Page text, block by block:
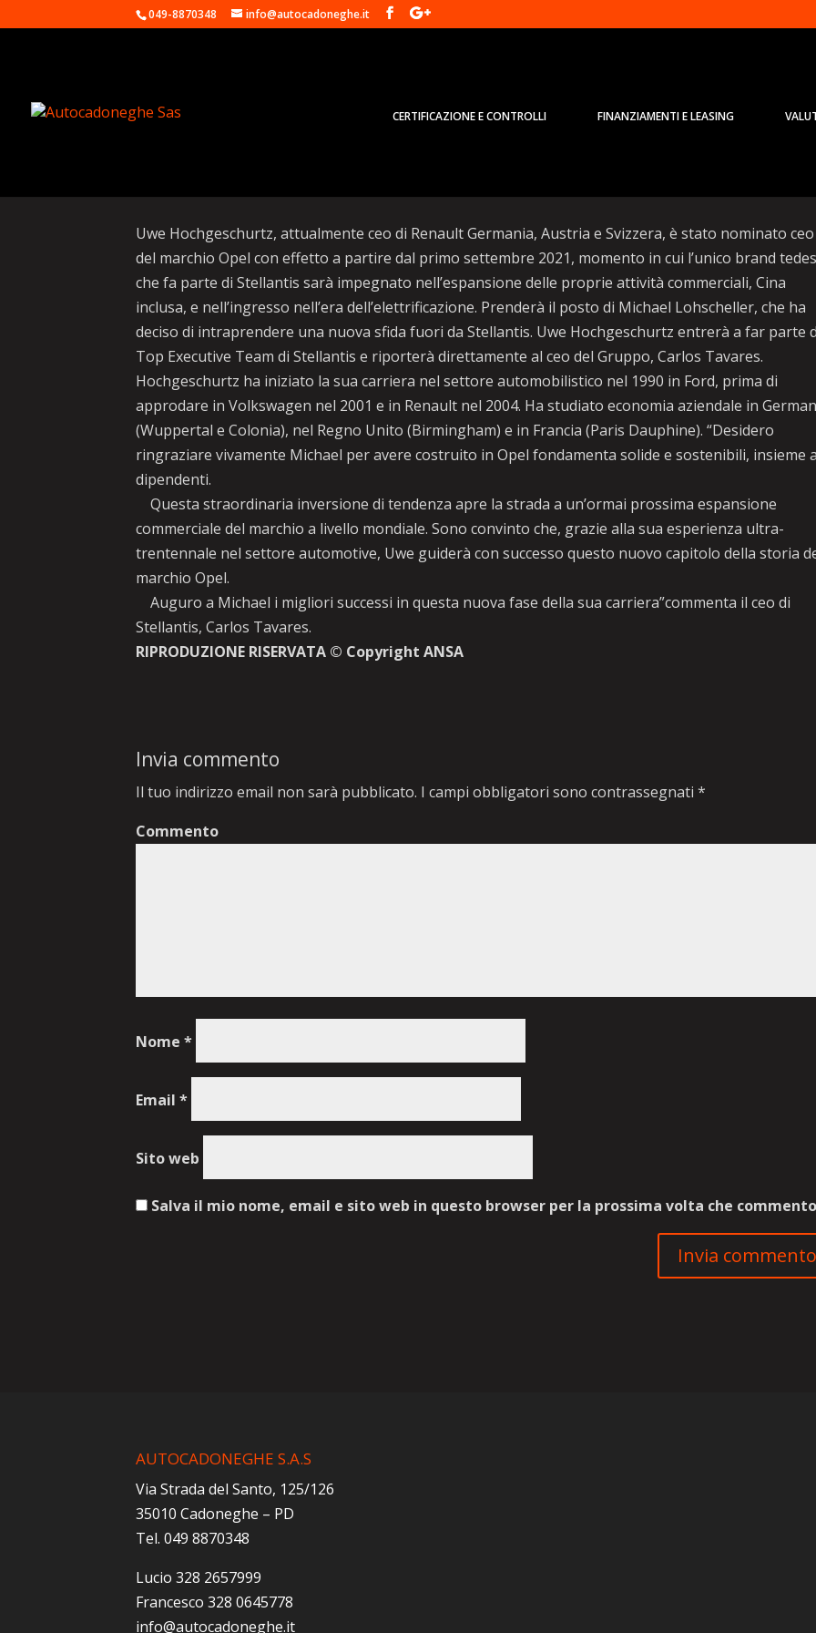
049-8870348 info@autocadoneghe.it
CERTIFICAZIONE E CONTROLLI FINANZIAMENTI E LEASING
Uwe Hochgeschurtz, attualmente ceo di Renault Germania, Austria e Svizzera, è stato nominato ceo
del marchio Opel con effetto a partire dal primo settembre 2021, momento in cui l’unico brand
che fa parte di Stellantis sarà impegnato nell’espansione delle proprie attività commerciali, Cina
inclusa, e nell’ingresso nell’era dell’elettrificazione. Prenderà il posto di Michael Lohscheller, che ha
deciso di intraprendere una nuova sfida fuori da Stellantis. Uwe Hochgeschurtz entrerà a far parte
Top Executive Team di Stellantis e riporterà direttamente al ceo del Gruppo, Carlos Tavares.
Hochgeschurtz ha iniziato la sua carriera nel settore automobilistico nel 1990 in Ford, prima di
approdare in Volkswagen nel 2001 e in Renault nel 2004. Ha studiato economia aziendale in
(Wuppertal e Colonia), nel Regno Unito (Birmingham) e in Francia (Paris Dauphine). “Desidero
ringraziare vivamente Michael per avere costruito in Opel fondamenta solide e sostenibili, insieme
dipendenti.
Questa straordinaria inversione di tendenza apre la strada a un’ormai prossima espansione
commerciale del marchio a livello mondiale. Sono convinto che, grazie alla sua esperienza ultra-
trentennale nel settore automotive, Uwe guiderà con successo questo nuovo capitolo della storia
marchio Opel.
Auguro a Michael i migliori successi in questa nuova fase della sua carriera”commenta il ceo di
Stellantis, Carlos Tavares.
RIPRODUZIONE RISERVATA © Copyright ANSA
Invia commento
Il tuo indirizzo email non sarà pubblicato. I campi obbligatori sono contrassegnati*
Commento
Nome*
Email*
Sito web
Salva il mio nome, email e sito web in questo browser per la prossima volta che
AUTOCADONEGHE S.A.S
Via Strada del Santo, 125/126
35010 Cadoneghe – PD
Tel. 049 8870348
Lucio 328 2657999
Francesco 328 0645778
info@autocadoneghe.it